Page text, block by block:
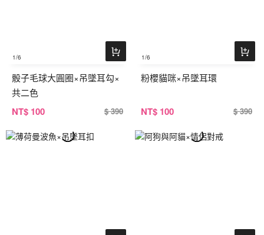
1/6
骰子毛球大圓圈×吊墜耳勾×
共二色
NT$ 100 $ 390
1/6
粉櫻貓咪×吊墜耳環
NT$ 100 $ 390